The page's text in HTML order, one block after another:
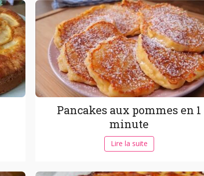
Pancakes aux pommes en 1
minute
Lire la suite